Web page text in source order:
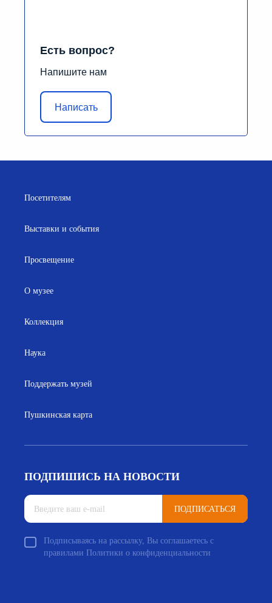
Есть вопрос?
Напишите нам
Написать
Посетителям
Выставки и события
Просвещение
О музее
Коллекция
Наука
Поддержать музей
Пушкинская карта
ПОДПИШИСЬ НА НОВОСТИ
ПОДПИСАТЬСЯ
Подписываясь на рассылку, Вы соглашаетесь с
правилами Политики о конфиденциальности